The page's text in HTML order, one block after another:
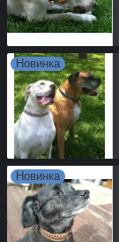
Новинка
Новинка